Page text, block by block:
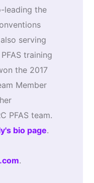
leading the
serving
training
the 2017
Member
PFAS team.
bio page.
.